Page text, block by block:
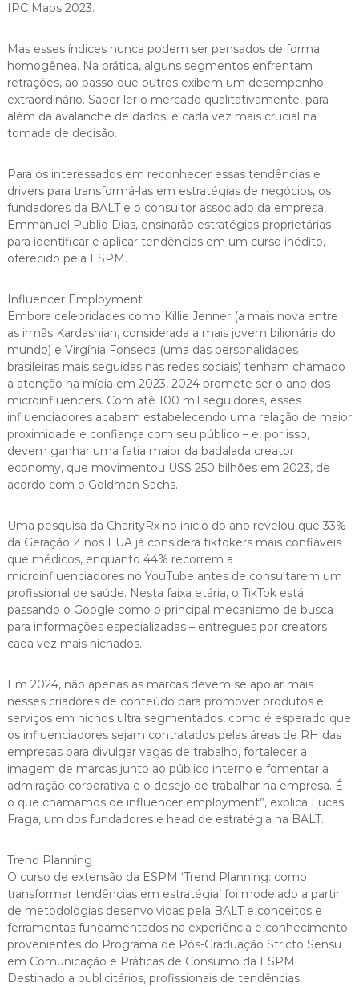
IPC Maps 2023.
Mas esses índices nunca podem ser pensados de forma
homogênea. Na prática, alguns segmentos enfrentam
retrações, ao passo que outros exibem um desempenho
extraordinário. Saber ler o mercado qualitativamente, para
além da avalanche de dados, é cada vez mais crucial na
tomada de decisão.
Para os interessados em reconhecer essas tendências e
drivers para transformá-las em estratégias de negócios, os
fundadores da BALT e o consultor associado da empresa,
Emmanuel Publio Dias, ensinarão estratégias proprietárias
para identificar e aplicar tendências em um curso inédito,
oferecido pela ESPM.
Influencer Employment
Embora celebridades como Killie Jenner (a mais nova entre
as irmãs Kardashian, considerada a mais jovem bilionária do
mundo) e Virgínia Fonseca (uma das personalidades
brasileiras mais seguidas nas redes sociais) tenham chamado
a atenção na mídia em 2023, 2024 promete ser o ano dos
microinfluencers. Com até 100 mil seguidores, esses
influenciadores acabam estabelecendo uma relação de maior
proximidade e confiança com seu público – e, por isso,
devem ganhar uma fatia maior da badalada creator
economy, que movimentou US$ 250 bilhões em 2023, de
acordo com o Goldman Sachs.
Uma pesquisa da CharityRx no início do ano revelou que 33%
da Geração Z nos EUA já considera tiktokers mais confiáveis
que médicos, enquanto 44% recorrem a
microinfluenciadores no YouTube antes de consultarem um
profissional de saúde. Nesta faixa etária, o TikTok está
passando o Google como o principal mecanismo de busca
para informações especializadas – entregues por creators
cada vez mais nichados.
Em 2024, não apenas as marcas devem se apoiar mais
nesses criadores de conteúdo para promover produtos e
serviços em nichos ultra segmentados, como é esperado que
os influenciadores sejam contratados pelas áreas de RH das
empresas para divulgar vagas de trabalho, fortalecer a
imagem de marcas junto ao público interno e fomentar a
admiração corporativa e o desejo de trabalhar na empresa. É
o que chamamos de influencer employment”, explica Lucas
Fraga, um dos fundadores e head de estratégia na BALT.
Trend Planning
O curso de extensão da ESPM ‘Trend Planning: como
transformar tendências em estratégia’ foi modelado a partir
de metodologias desenvolvidas pela BALT e conceitos e
ferramentas fundamentados na experiência e conhecimento
provenientes do Programa de Pós-Graduação Stricto Sensu
em Comunicação e Práticas de Consumo da ESPM.
Destinado a publicitários, profissionais de tendências,